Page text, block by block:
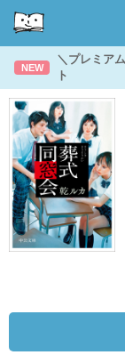
NEW
＼プレミア
ト